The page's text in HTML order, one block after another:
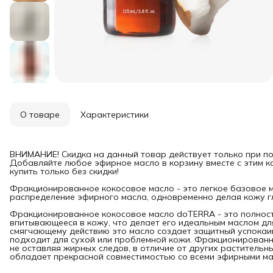
О товаре Характеристики
ВНИМАНИЕ! Скидка на данный товар действует только при
Добавляйте любое эфирное масло в корзину вместе с этим
купить только без скидки!
Фракционированное кокосовое масло - это легкое базовое
распределение эфирного масла, одновременно делая кожу
Фракционированное кокосовое масло doTERRA - это
впитывающееся в кожу, что делает его идеальным маслом
смягчающему действию это масло создает защитный
подходит для сухой или проблемной кожи.
не оставляя жирных следов, в отличие от других
обладает прекрасной совместимостью со всеми эфирными